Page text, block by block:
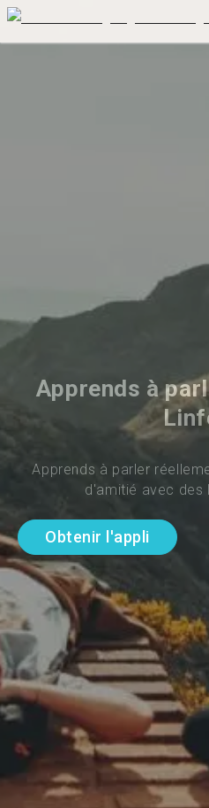
Apprends à
Apprends à parler
d'amitié avec des
Obtenir l'appli